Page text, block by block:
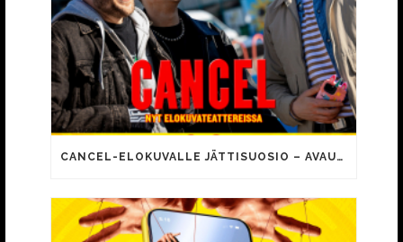
CANCEL-ELOKUVALLE JÄTTISUOSIO – AVAUSPÄIVÄNÄ JO 15 492 KATSOJAA!